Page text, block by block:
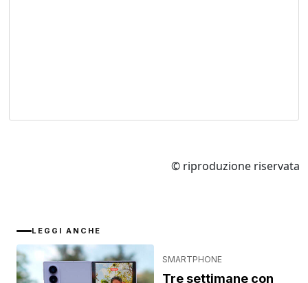
© riproduzione riservata
LEGGI ANCHE
SMARTPHONE
Tre settimane con